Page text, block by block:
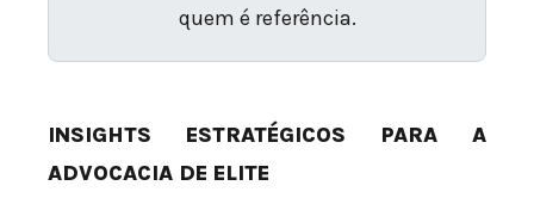
quem é referência.
INSIGHTS ESTRATÉGICOS PARA A
ADVOCACIA DE ELITE